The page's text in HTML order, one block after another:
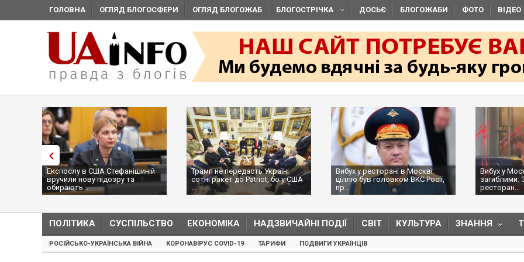
ГОЛОВНА ОГЛЯД БЛОГОСФЕРИ ОГЛЯД БЛОГОЖАБ БЛОГОСТРІЧКА ДОСЬЄ БЛОГОЖАБИ ФОТО ВІДЕО
Експослу в США Стефанішиній
вручили нову підозру та
обирають...
Трамп не передасть Україні
сотні ракет до Patriot, бо у США
...
Вибух у ресторані в Москві:
ціллю був головком ВКС Росії,
пр...
Вибух у
загиблими:
ресторан...
ПОЛІТИКА СУСПІЛЬСТВО ЕКОНОМІКА НАДЗВИЧАЙНІ ПОДІЇ СВІТ КУЛЬТУРА ЗНАННЯ
РОСІЙСЬКО-УКРАЇНСЬКА ВІЙНА КОРОНАВІРУС COVID-19 ТАРИФИ ПОДВИГИ УКРАЇНЦІВ